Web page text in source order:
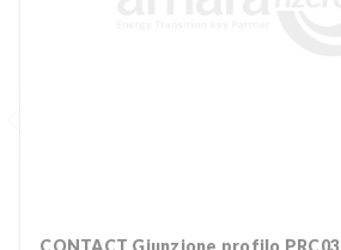
CONTACT Giunzione profilo PRC0321 - NET SLIM -